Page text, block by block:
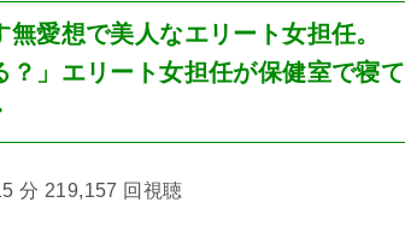
愛想で美人なエリート女担任。
？」エリート女担任が保健室で寝て
分 219,157 回視聴